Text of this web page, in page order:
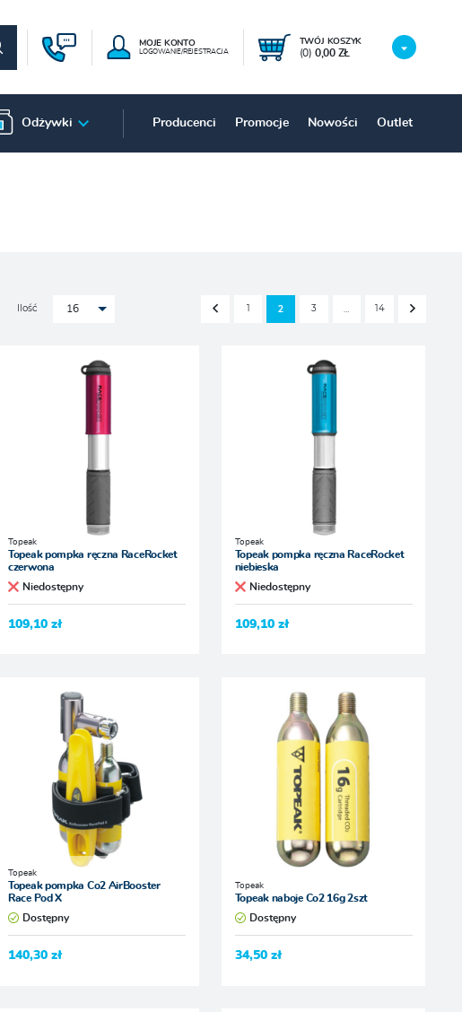
MOJE KONTO
LOGOWANIE/REJESTRACJA
TWÓJ KOSZYK
(0) 0,00 ZŁ
Odżywki Producenci Promocje Nowości Outlet
Ilość 16 1 2 3 … 14
Topeak
Topeak pompka ręczna RaceRocket
czerwona
Niedostępny
109,10 zł
Topeak
Topeak pompka ręczna RaceRocket
niebieska
Niedostępny
109,10 zł
Topeak
Topeak pompka Co2 AirBooster
Race Pod X
Dostępny
140,30 zł
Topeak
Topeak naboje Co2 16g 2szt
Dostępny
34,50 zł